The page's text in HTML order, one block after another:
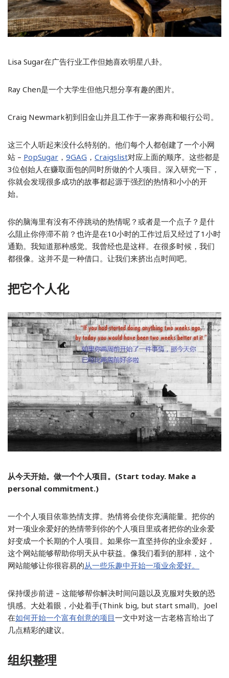
Lisa Sugar在广告行业工作但她喜欢明星八卦。
Ray Chen是一个大学生但他只想分享有趣的图片。
Craig Newmark初到旧金山并且工作于一家券商和银行公司。
这三个人听起来没什么特别的。他们每个人都创建了一个小网
站 – PopSugar ， 9GAG ， Craigslist对应上面的顺序。这些都是
3位创始人在赚取面包的同时所做的个人项目。深入研究一下，
你就会发现很多成功的故事都起源于强烈的热情和小小的开
始。
你的脑海里有没有不停跳动的热情呢？或者是一个点子？是什
么阻止你停滞不前？也许是在10小时的工作过后又经过了1小时
通勤。我知道那种感觉。我曾经也是这样。在很多时候，我们
都很像。这并不是一种借口。让我们来挤出点时间吧。
把它个人化
从今天开始。做一个个人项目。(Start today. Make a
personal commitment.)
一个个人项目依靠热情支撑。热情将会使你充满能量。把你的
对一项业余爱好的热情带到你的个人项目里或者把你的业余爱
好变成一个长期的个人项目。如果你一直坚持你的业余爱好，
这个网站能够帮助你明天从中获益。像我们看到的那样，这个
网站能够让你很容易的从一些乐趣中开始一项业余爱好。
保持缓步前进 – 这能够帮你解决时间问题以及克服对失败的恐
惧感。大处着眼，小处着手(Think big, but start small)。Joel
在如何开始一个富有创意的项目一文中对这一古老格言给出了
几点精彩的建议。
组织整理